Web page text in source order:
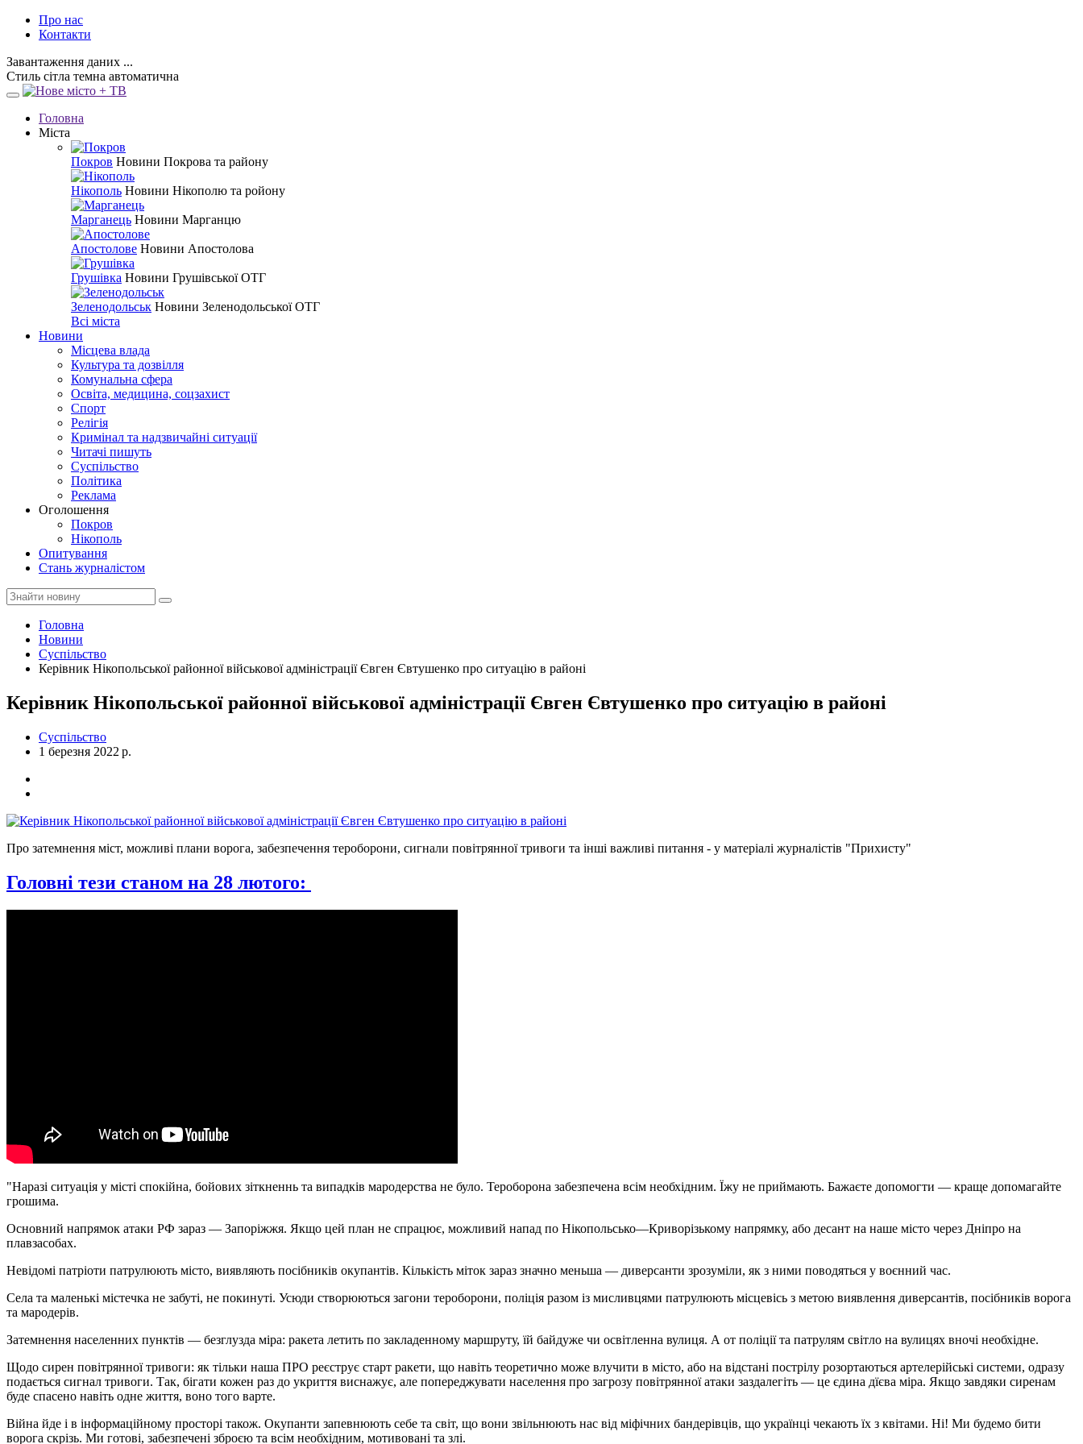
Про нас
Контакти
Завантаження даних ...
Стиль сітла темна автоматична
Головна
Міста
Покров Новини Покрова та району
Нікополь Новини Нікополю та ройону
Марганець Новини Марганцю
Апостолове Новини Апостолова
Грушівка Новини Грушівської ОТГ
Зеленодольськ Новини Зеленодольської ОТГ
Всі міста
Новини
Місцева влада
Культура та дозвілля
Комунальна сфера
Освіта, медицина, соцзахист
Спорт
Релігія
Кримінал та надзвичайні ситуації
Читачі пишуть
Суспільство
Політика
Реклама
Оголошення
Покров
Нікополь
Опитування
Стань журналістом
Головна
Новини
Суспільство
Керівник Нікопольської районної військової адміністрації Євген Євтушенко про ситуацію в районі
Керівник Нікопольської районної військової адміністрації Євген Євтушенко про ситуацію в районі
Суспільство
1 березня 2022 р.
Про затемнення міст, можливі плани ворога, забезпечення тероборони, сигнали повітрянної тривоги та інші важливі питання - у матеріалі журналістів "Прихисту"
Головні тези станом на 28 лютого:
"Наразі ситуація у місті спокійна, бойових зіткненнь та випадків мародерства не було. Тероборона забезпечена всім необхідним. Їжу не приймають. Бажаєте допомогти — краще допомагайте
грошима.
Основний напрямок атаки РФ зараз — Запоріжжя. Якщо цей план не спрацює, можливий напад по Нікопольсько—Криворізькому напрямку, або десант на наше місто через Дніпро на
плавзасобах.
Невідомі патріоти патрулюють місто, виявляють посібників окупантів. Кількість міток зараз значно меньша — диверсанти зрозуміли, як з ними поводяться у воєнний час.
Села та маленькі містечка не забуті, не покинуті. Усюди створюються загони тероборони, поліція разом із мисливцями патрулюють місцевісь з метою виявлення диверсантів, посібників ворога
та мародерів.
Затемнення населенних пунктів — безглузда міра: ракета летить по закладенному маршруту, їй байдуже чи освітленна вулиця. А от поліції та патрулям світло на вулицях вночі необхідне.
Щодо сирен повітрянної тривоги: як тільки наша ПРО реєструє старт ракети, що навіть теоретично може влучити в місто, або на відстані пострілу розортаються артелерійські системи, одразу
подається сигнал тривоги. Так, бігати кожен раз до укриття виснажує, але попереджувати населення про загрозу повітрянної атаки заздалегіть — це єдина дїєва міра. Якщо завдяки сиренам
буде спасено навіть одне життя, воно того варте.
Війна йде і в інформаційному просторі також. Окупанти запевнюють себе та світ, що вони звільнюють нас від міфічних бандерівців, що українці чекають їх з квітами. Ні! Ми будемо бити
ворога скрізь. Ми готові, забезпечені зброєю та всім необхідним, мотивовані та злі.